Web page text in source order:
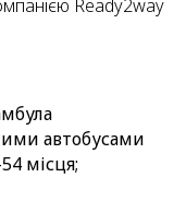
Ready2way
автобусами
місця;